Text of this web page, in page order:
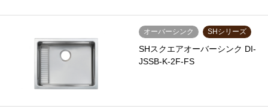
オーバーシンク SHシリーズ
SHスクエアオーバーシンク DI-
JSSB-K-2F-FS